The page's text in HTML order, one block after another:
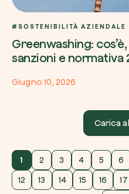
#SOSTENIBILITÀ AZIENDALE
Greenwashing:
sanzioni e normativa
Giugno 10, 2026
Carica
1 2 3 4 5 6
12 13 14 15 16 17